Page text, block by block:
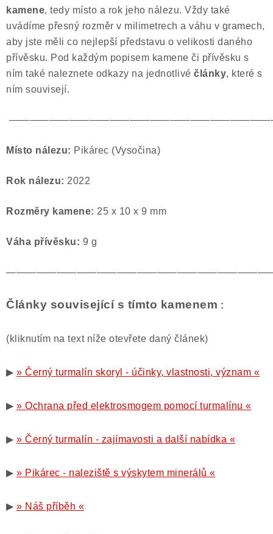
kamene, tedy místo a rok jeho nálezu. Vždy také
uvádíme přesný rozměr v milimetrech a váhu v gramech,
aby jste měli co nejlepší představu o velikosti daného
přívěsku. Pod každým popisem kamene či přívěsku s
ním také naleznete odkazy na jednotlivé články, které s
ním souvisejí.
Místo nálezu: Pikárec (Vysočina)
Rok nálezu: 2022
Rozměry kamene: 25 x 10 x 9 mm
Váha přívěsku: 9 g
Články související s tímto kamenem :
(kliknutím na text níže otevřete daný článek)
▶ » Černý turmalín skoryl - účinky, vlastnosti, význam «
▶ » Ochrana před elektrosmogem pomocí turmalínu «
▶ » Černý turmalín - zajímavosti a další nabídka «
▶ » Pikárec - naleziště s výskytem minerálů «
▶ » Náš příběh «